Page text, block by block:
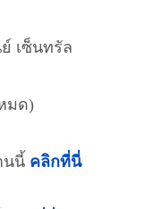
เซ็นทรัล
มด)
นนี้ คลิกที่นี่